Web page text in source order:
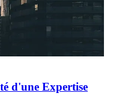
d'une Expertise